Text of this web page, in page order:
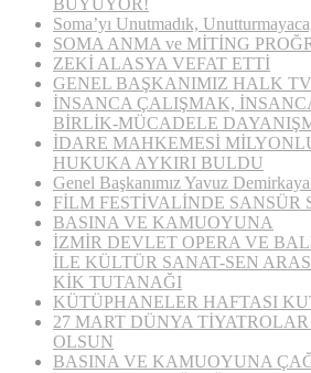
BÜYÜYOR!
Soma’yı Unutmadık,
SOMA ANMA ve MİTİNG
ZEKİ ALASYA VEFAT ETTİ
GENEL BAŞKANIMIZ HALK
İNSANCA ÇALIŞMAK,
BİRLİK-MÜCADELE
İDARE MAHKEMESİ
HUKUKA AYKIRI BULDU
Genel Başkanımız Yavuz
FİLM FESTİVALİNDE SANSÜR
BASINA VE KAMUOYUNA
İZMİR DEVLET OPERA VE
İLE KÜLTÜR SANAT-SEN
KİK TUTANAĞI
KÜTÜPHANELER HAFTASI
27 MART DÜNYA
OLSUN
BASINA VE KAMUOYUNA